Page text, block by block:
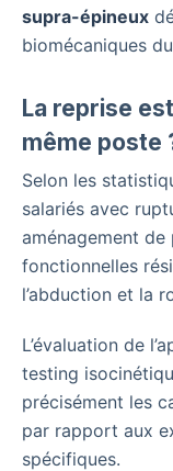
supra-épineux
biomécaniques
La reprise
même poste
Selon les
salariés avec
aménagement
fonctionnelles
l’abduction et la
L’évaluation de
testing
précisément les
par rapport aux
spécifiques.